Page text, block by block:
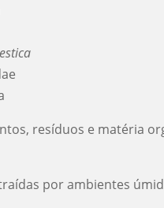
resíduos e matéria
por ambientes